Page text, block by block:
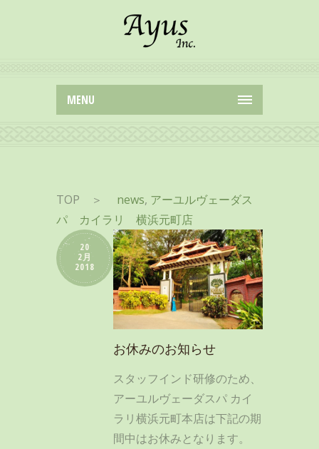
MENU
TOP ＞ news, アーユルヴェーダス
パ カイラリ 横浜元町店
20
2月
2018
お休みのお知らせ
スタッフインド研修のため、
アーユルヴェーダスパ カイ
ラリ横浜元町本店は下記の期
間中はお休みとなります。